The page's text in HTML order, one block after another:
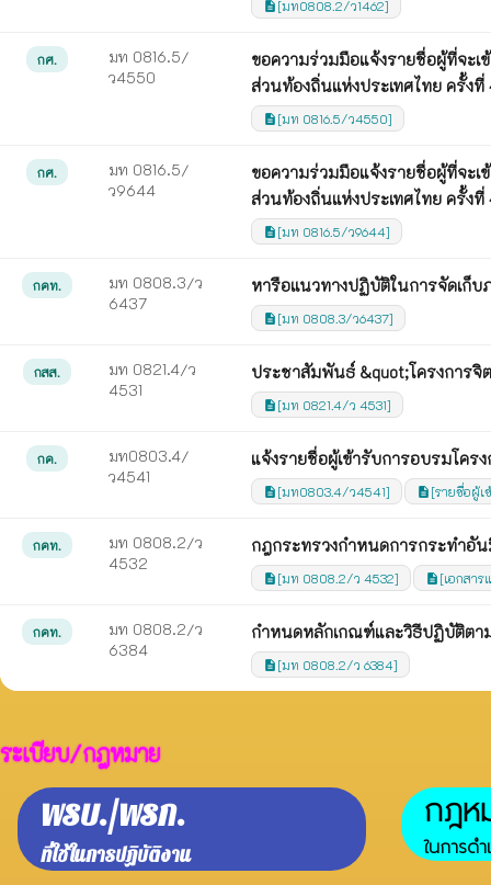
description [มท0808.2/ว1462]
กศ.
มท 0816.5/
ว4550
ขอความร่วมมือแจ้งรายชื่อผู้ที่จะ
ส่วนท้องถิ่นแห่งประเทศไทย ครั้ง
description [มท 0816.5/ว4550]
กศ.
มท 0816.5/
ว9644
ขอความร่วมมือแจ้งรายชื่อผู้ที่จะ
ส่วนท้องถิ่นแห่งประเทศไทย ครั้ง
description [มท 0816.5/ว9644]
กคท.
มท 0808.3/ว
6437
หารือแนวทางปฏิบัติในการจัดเก็
description [มท 0808.3/ว6437]
กสส.
มท 0821.4/ว
4531
ประชาสัมพันธ์ &quot;โครงการจิ
description [มท 0821.4/ว 4531]
กค.
มท0803.4/
ว4541
แจ้งรายชื่อผู้เข้ารับการอบรมโคร
description [มท0803.4/ว4541] description [รายชื่อผู้เ
กคท.
มท 0808.2/ว
4532
กฎกระทรวงกำหนดการกระทำอั
description [มท 0808.2/ว 4532] description [เอกสาร
กคท.
มท 0808.2/ว
6384
กำหนดหลักเกณฑ์และวิธีปฏิบัติตา
description [มท 0808.2/ว 6384]
ระเบียบ/กฎหมาย
พรบ./พรก.
ที่ใช้ในการปฏิบัติงาน
กฎห
ในการด